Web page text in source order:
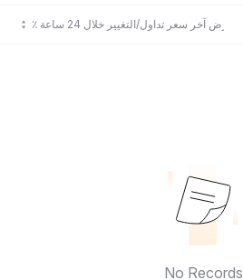
عرض آخر سعر تداول/التغيير خلال 24 ساعة ٪
No Records